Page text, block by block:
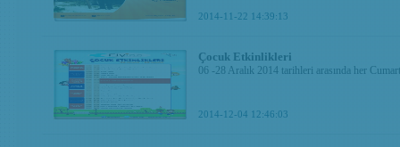
2014-11-22 14:39:13
Çocuk Etkinlikleri
06 -28 Aralık 2014 tarihleri arasında her
2014-12-04 12:46:03